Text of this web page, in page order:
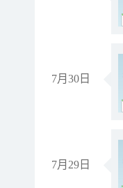
7月30日
7月29日